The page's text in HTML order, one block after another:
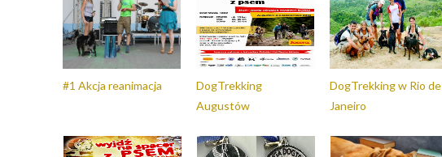
#1 Akcja reanimacja
DogTrekking
Augustów
DogTrekking w Rio de
Janeiro